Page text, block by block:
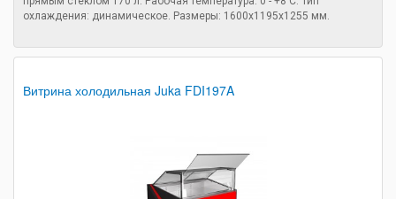
охлаждения: динамическое. Размеры: 1600х1195х1255 мм.
Витрина холодильная Juka FDI197A